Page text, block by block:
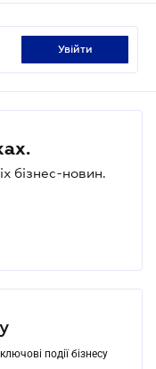
увійти
бізнес-новин.
події бізнесу